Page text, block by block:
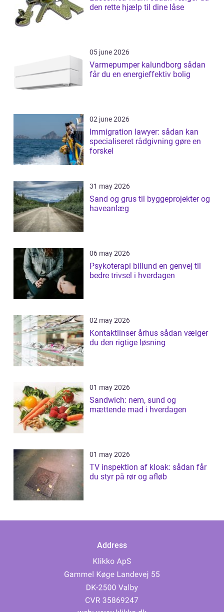
den rette hjælp til dine låse
05 june 2026
Varmepumper kalundborg sådan
får du en energieffektiv bolig
02 june 2026
Immigration lawyer: sådan kan
specialiseret rådgivning gøre en
forskel
31 may 2026
Sand og grus til byggeprojekter og
haveanlæg
06 may 2026
Psykoterapi billund en genvej til
bedre trivsel i hverdagen
02 may 2026
Kontaktlinser århus sådan vælger
du den rigtige løsning
01 may 2026
Sandwich: nem, sund og
mættende mad i hverdagen
01 may 2026
TV inspektion af kloak: sådan får
du styr på rør og afløb
Address